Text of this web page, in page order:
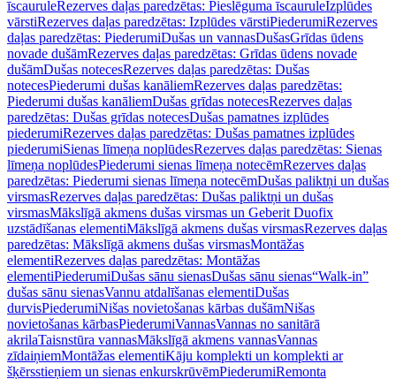
īscauruleRezerves daļas paredzētas: Pieslēguma īscauruleIzplūdes
vārstiRezerves daļas paredzētas: Izplūdes vārstiPiederumiRezerves
daļas paredzētas: PiederumiDušas un vannasDušasGrīdas ūdens
novade dušāmRezerves daļas paredzētas: Grīdas ūdens novade
dušāmDušas notecesRezerves daļas paredzētas: Dušas
notecesPiederumi dušas kanāliemRezerves daļas paredzētas:
Piederumi dušas kanāliemDušas grīdas notecesRezerves daļas
paredzētas: Dušas grīdas notecesDušas pamatnes izplūdes
piederumiRezerves daļas paredzētas: Dušas pamatnes izplūdes
piederumiSienas līmeņa noplūdesRezerves daļas paredzētas: Sienas
līmeņa noplūdesPiederumi sienas līmeņa notecēmRezerves daļas
paredzētas: Piederumi sienas līmeņa notecēmDušas paliktņi un dušas
virsmasRezerves daļas paredzētas: Dušas paliktņi un dušas
virsmasMākslīgā akmens dušas virsmas un Geberit Duofix
uzstādīšanas elementiMākslīgā akmens dušas virsmasRezerves daļas
paredzētas: Mākslīgā akmens dušas virsmasMontāžas
elementiRezerves daļas paredzētas: Montāžas
elementiPiederumiDušas sānu sienasDušas sānu sienas“Walk-in”
dušas sānu sienasVannu atdalīšanas elementiDušas
durvisPiederumiNišas novietošanas kārbas dušāmNišas
novietošanas kārbasPiederumiVannasVannas no sanitārā
akrilaTaisnstūra vannasMākslīgā akmens vannasVannas
zīdaiņiemMontāžas elementiKāju komplekti un komplekti ar
šķērsstieņiem un sienas enkurskrūvēmPiederumiRemonta